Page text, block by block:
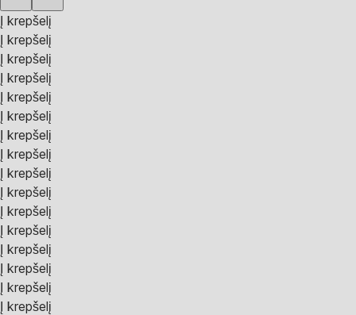
Į krepšelį
Į krepšelį
Į krepšelį
Į krepšelį
Į krepšelį
Į krepšelį
Į krepšelį
Į krepšelį
Į krepšelį
Į krepšelį
Į krepšelį
Į krepšelį
Į krepšelį
Į krepšelį
Į krepšelį
Į krepšelį